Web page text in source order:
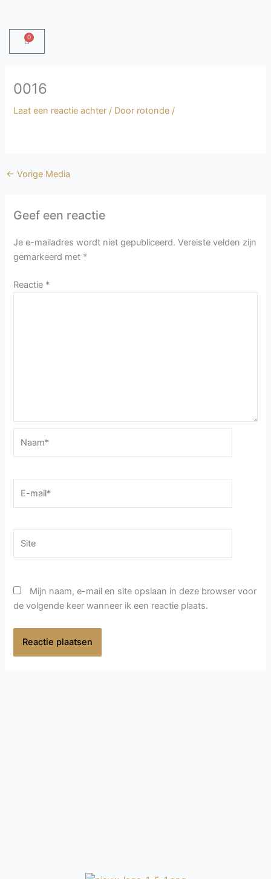
0
Winkelwagen
0016
Laat een reactie achter / Door rotonde /
← Vorige Media
Geef een reactie
Je e-mailadres wordt niet gepubliceerd. Vereiste velden zijn
gemarkeerd met *
Reactie *
mail*
Mijn naam, e-mail en site opslaan in deze browser voor
de volgende keer wanneer ik een reactie plaats.